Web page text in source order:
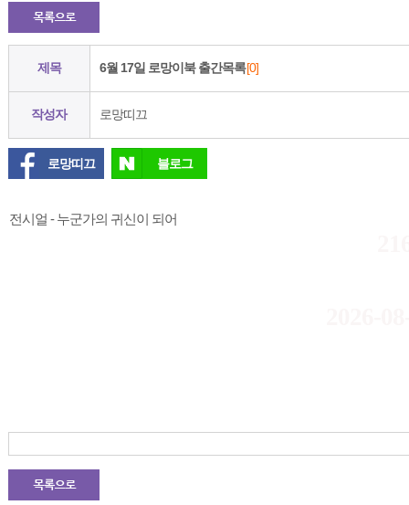
제목 6월 17일 로망이북 출간목록[0]
작성자 로망띠끄
로망띠끄 블로그
전시얼 - 누군가의 귀신이 되어